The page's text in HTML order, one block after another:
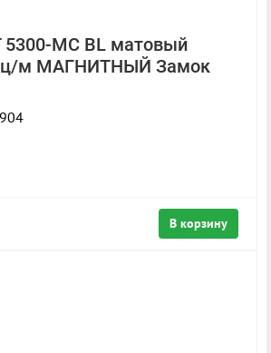
MC BL матовый
ц/м МАГНИТНЫЙ Замок
В корзину